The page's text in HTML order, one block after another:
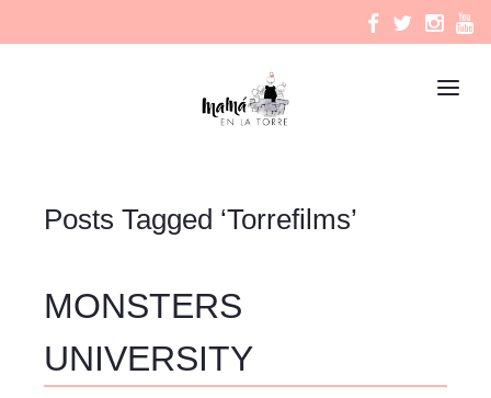
Posts Tagged ‘Torrefilms’
MONSTERS
UNIVERSITY